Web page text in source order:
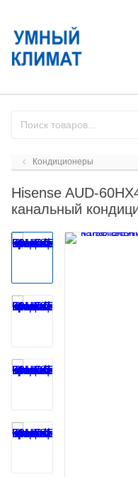
Кондиционеры
Hisense AUD-
канальный